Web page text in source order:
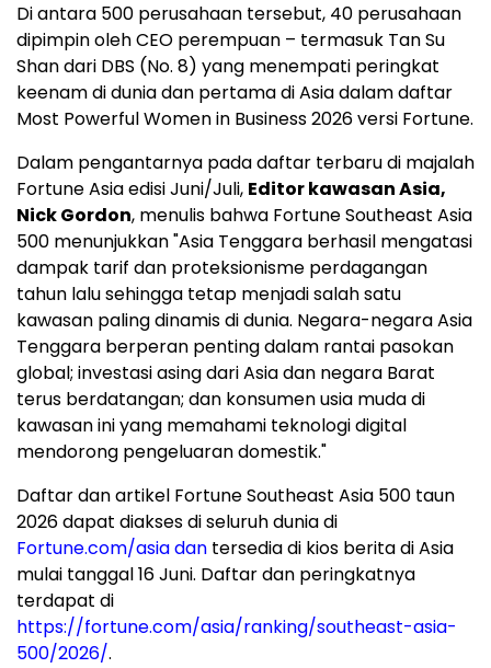
Di antara 500 perusahaan tersebut, 40 perusahaan
dipimpin oleh CEO perempuan – termasuk Tan Su
Shan dari DBS (No. 8) yang menempati peringkat
keenam di dunia dan pertama di Asia dalam daftar
Most Powerful Women in Business 2026 versi Fortune.
Dalam pengantarnya pada daftar terbaru di majalah
Fortune Asia edisi Juni/Juli, Editor kawasan Asia,
Nick Gordon, menulis bahwa Fortune Southeast Asia
500 menunjukkan "Asia Tenggara berhasil mengatasi
dampak tarif dan proteksionisme perdagangan
tahun lalu sehingga tetap menjadi salah satu
kawasan paling dinamis di dunia. Negara-negara Asia
Tenggara berperan penting dalam rantai pasokan
global; investasi asing dari Asia dan negara Barat
terus berdatangan; dan konsumen usia muda di
kawasan ini yang memahami teknologi digital
mendorong pengeluaran domestik."
Daftar dan artikel Fortune Southeast Asia 500 taun
2026 dapat diakses di seluruh dunia di
Fortune.com/asia dan tersedia di kios berita di Asia
mulai tanggal 16 Juni. Daftar dan peringkatnya
terdapat di
https://fortune.com/asia/ranking/southeast-asia-
500/2026/.